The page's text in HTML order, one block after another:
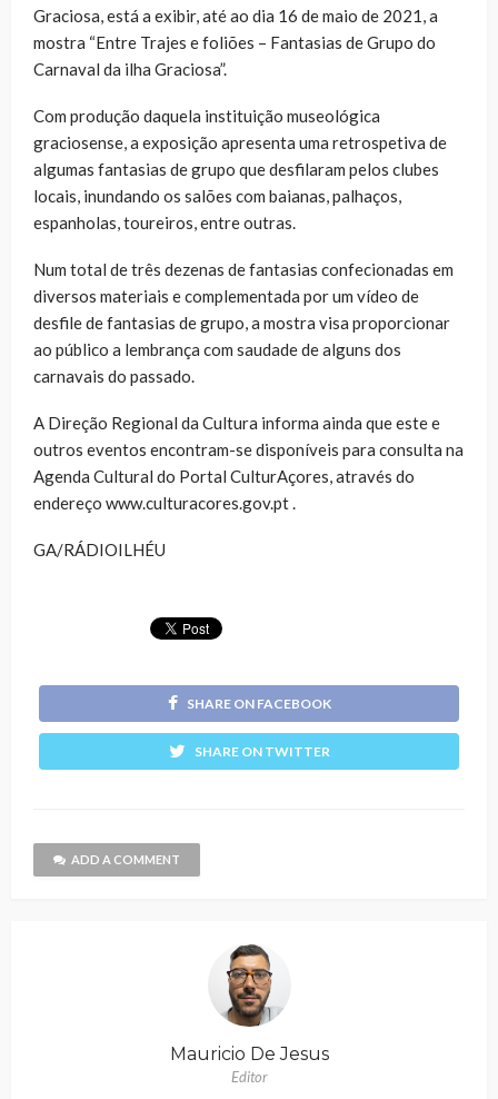
Graciosa, está a exibir, até ao dia 16 de maio de 2021, a
mostra “Entre Trajes e foliões – Fantasias de Grupo do
Carnaval da ilha Graciosa”.
Com produção daquela instituição museológica
graciosense, a exposição apresenta uma retrospetiva de
algumas fantasias de grupo que desfilaram pelos clubes
locais, inundando os salões com baianas, palhaços,
espanholas, toureiros, entre outras.
Num total de três dezenas de fantasias confecionadas em
diversos materiais e complementada por um vídeo de
desfile de fantasias de grupo, a mostra visa proporcionar
ao público a lembrança com saudade de alguns dos
carnavais do passado.
A Direção Regional da Cultura informa ainda que este e
outros eventos encontram-se disponíveis para consulta na
Agenda Cultural do Portal CulturAçores, através do
endereço www.culturacores.gov.pt .
GA/RÁDIOILHÉU
SHARE ON FACEBOOK
SHARE ON TWITTER
ADD A COMMENT
Mauricio De Jesus
Editor